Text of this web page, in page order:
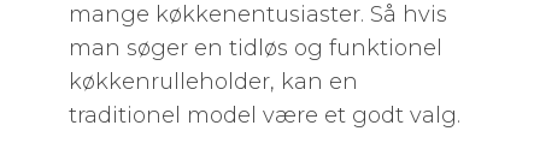
mange køkkenentusiaster. Så hvis
man søger en tidløs og funktionel
køkkenrulleholder, kan en
traditionel model være et godt valg.